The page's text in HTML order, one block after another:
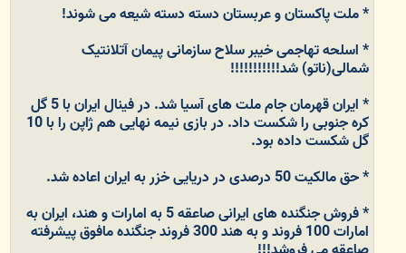
* ملت پاکستان و عربستان دسته دسته شیعه می شوند!
* اسلحه تهاجمی خیبر سلاح سازمانی پیمان آتلانتیک
شمالی(ناتو) شد!!!!!!!!!!!
* ایران قهرمان جام ملت های آسیا شد. در فینال ایران با 5 گل
کره جنوبی را شکست داد. در بازی نیمه نهایی هم ژاپن را با 10
گل شکست داده بود.
* حق مالکیت 50 درصدی در دریایی خزر به ایران اعاده شد.
* فروش جنگنده های ایرانی صاعقه 5 به امارات و هند، ایران به
امارات 100 فروند و به هند 300 فروند جنگنده مافوق پیشرفته